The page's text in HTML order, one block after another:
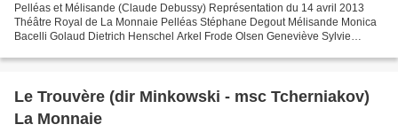
Pelléas et Mélisande (Claude Debussy) Représentation du 14 avril 2013
Théâtre Royal de La Monnaie Pelléas Stéphane Degout Mélisande Monica
Bacelli Golaud Dietrich Henschel Arkel Frode Olsen Geneviève Sylvie
Le Trouvère (dir Minkowski - msc Tcherniakov)
La Monnaie